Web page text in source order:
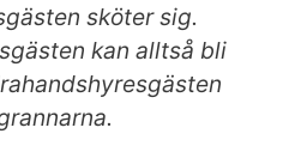
sköter sig.
kan alltså bli